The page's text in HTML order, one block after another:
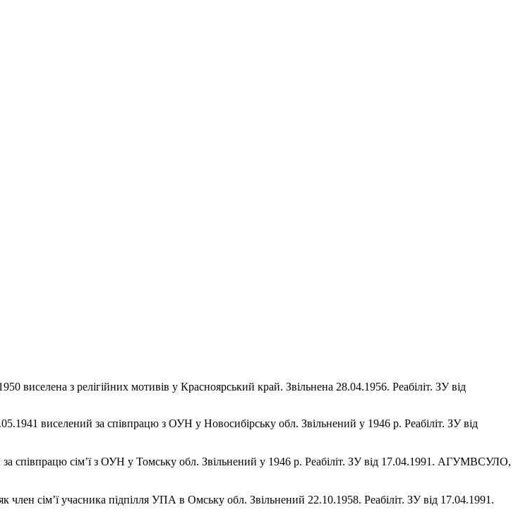
виселена з релігійних мотивів у Красноярський край. Звільнена 28.04.1956. Реабіліт. ЗУ від
виселений за співпрацю з ОУН у Новосибірську обл. Звільнений у 1946 р. Реабіліт. ЗУ від
співпрацю сім’ї з ОУН у Томську обл. Звільнений у 1946 р. Реабіліт. ЗУ від 17.04.1991. АГУМВСУЛО,
сім’ї учасника підпілля УПА в Омську обл. Звільнений 22.10.1958. Реабіліт. ЗУ від 17.04.1991.